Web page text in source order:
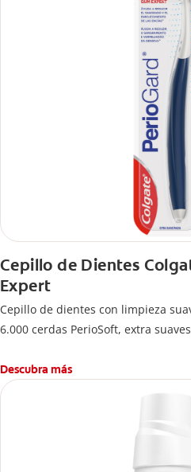
Cepillo de Dientes
Expert
Cepillo de dientes con limpieza
6.000 cerdas PerioSoft, extra
Descubra más